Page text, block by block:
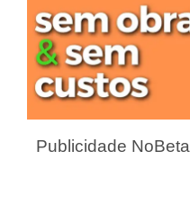
Publicidade NoBeta